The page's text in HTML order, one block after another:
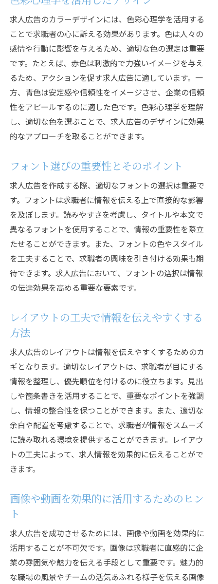
求人広告のカラーデザインには、色彩心理学を活用する
ことで求職者の心に訴える効果があります。色は人々の
感情や行動に影響を与えるため、適切な色の選定は重要
です。たとえば、赤色は刺激的で力強いイメージを与え
るため、アクションを促す求人広告に適しています。一
方、青色は安定感や信頼性をイメージさせ、企業の信頼
性をアピールするのに適した色です。色彩心理学を理解
し、適切な色を選ぶことで、求人広告のデザインに効果
的なアプローチを取ることができます。
フォント選びの重要性とそのポイント
求人広告を作成する際、適切なフォントの選択は重要で
す。フォントは求職者に情報を伝える上で直接的な影響
を及ぼします。読みやすさを考慮し、タイトルや本文で
異なるフォントを使用することで、情報の重要性を際立
たせることができます。また、フォントの色やスタイル
を工夫することで、求職者の興味を引き付ける効果も期
待できます。求人広告において、フォントの選択は情報
の伝達効果を高める重要な要素です。
レイアウトの工夫で情報を伝えやすくする
方法
求人広告のレイアウトは情報を伝えやすくするためのカ
ギとなります。適切なレイアウトは、求職者が目にする
情報を整理し、優先順位を付けるのに役立ちます。見出
しや箇条書きを活用することで、重要なポイントを強調
し、情報の整合性を保つことができます。また、適切な
余白や配置を考慮することで、求職者が情報をスムーズ
に読み取れる環境を提供することができます。レイアウ
トの工夫によって、求人情報を効果的に伝えることがで
きます。
画像や動画を効果的に活用するためのヒン
ト
求人広告を成功させるためには、画像や動画を効果的に
活用することが不可欠です。画像は求職者に直感的に企
業の雰囲気や魅力を伝える手段として重要です。魅力的
な職場の風景やチームの活気あふれる様子を伝える画像